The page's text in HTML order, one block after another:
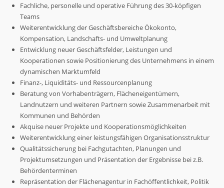
Fachliche, personelle und operative Führung des 30-köpfigen
Teams
Weiterentwicklung der Geschäftsbereiche Ökokonto,
Kompensation, Landschafts- und Umweltplanung
Entwicklung neuer Geschäftsfelder, Leistungen und
Kooperationen sowie Positionierung des Unternehmens in einem
dynamischen Marktumfeld
Finanz-, Liquiditäts- und Ressourcenplanung
Beratung von Vorhabenträgern, Flächeneigentümern,
Landnutzern und weiteren Partnern sowie Zusammenarbeit mit
Kommunen und Behörden
Akquise neuer Projekte und Kooperationsmöglichkeiten
Weiterentwicklung einer leistungsfähigen Organisationsstruktur
Qualitätssicherung bei Fachgutachten, Planungen und
Projektumsetzungen und Präsentation der Ergebnisse bei z.B.
Behördenterminen
Repräsentation der Flächenagentur in Fachöffentlichkeit, Politik